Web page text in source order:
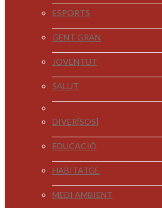
ESPORTS
GENT GRAN
JOVENTUT
SALUT
DIVER[SOS]
EDUCACIÓ
HABITATGE
MEDI AMBIENT